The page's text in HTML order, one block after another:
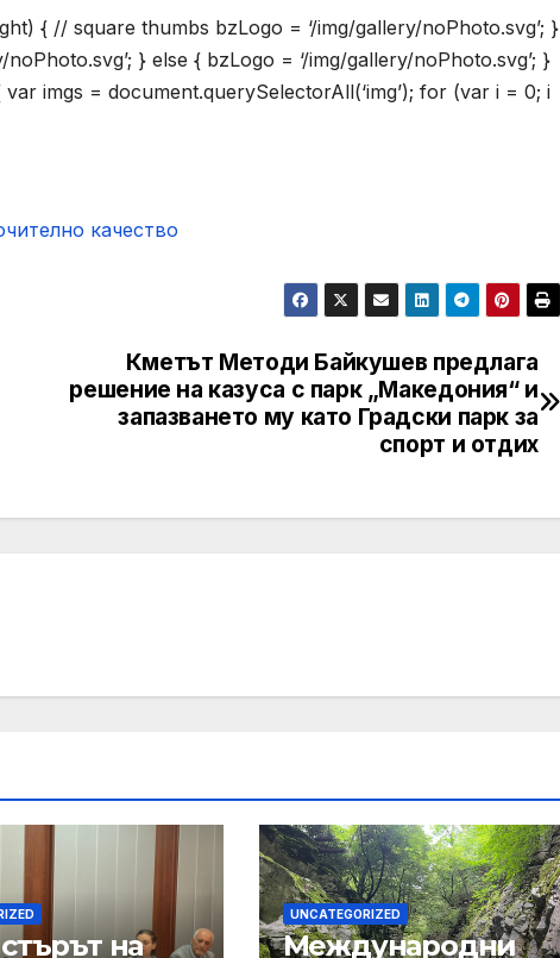
{ // square thumbs bzLogo = ‘/img/gallery/noPhoto.svg’; }
} else { bzLogo = ‘/img/gallery/noPhoto.svg’; }
imgs = document.querySelectorAll(‘img’); for (var i = 0; i
качество
Кметът Методи Байкушев предлага
рeшение на казуса с парк „Македония“ и
запазването му като Градски парк за
спорт и отдих
на
UNCATEGORIZED
Международни